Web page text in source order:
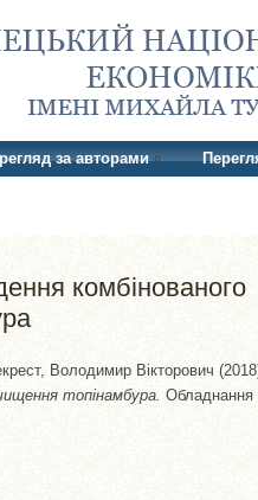
за авторами
комбінованого
Володимир Вікторович
топінамбура. Обладнання